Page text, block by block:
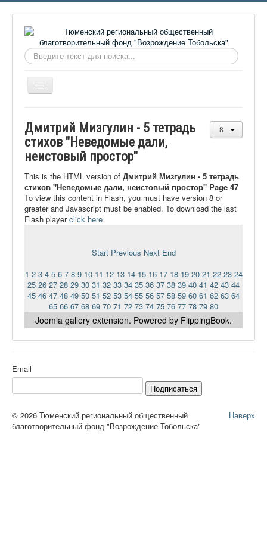
Искать...
Включить/
выключить
О фонде
Онлайн библиотека
Видеоматериалы
Контакты
Сайт проекта Достоевский
Дмитрий Мизгулин - 5 тетрадь
стихов "Неведомые дали,
неистовый простор"
This is the HTML version of Дмитрий Мизгулин - 5 тетрадь
стихов "Неведомые дали, неистовый простор" Page 47
To view this content in Flash, you must have version 8 or
greater and Javascript must be enabled. To download the last
Flash playerclick here
Start Previous Next End
1 2 3 4 5 6 7 8 9 10 11 12 13 14 15 16 17 18 19 20 21 22 23 24
25 26 27 28 29 30 31 32 33 34 35 36 37 38 39 40 41 42 43 44
45 46 47 48 49 50 51 52 53 54 55 56 57 58 59 60 61 62 63 64
65 66 67 68 69 70 71 72 73 74 75 76 77 78 79 80
Joomla gallery extension. Powered by FlippingBook.
Email
Подписаться
Наверх
© 2026 Тюменский региональный общественный
благотворительный фонд "Возрождение Тобольска"